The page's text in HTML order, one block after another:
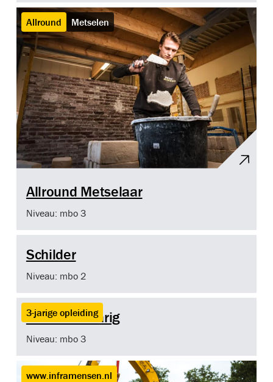
Allround Metselen
Allround Metselaar
Niveau: mbo 3
Schilder
Niveau: mbo 2
3-jarige opleiding
Schilder 3 Jarig
Niveau: mbo 3
www.inframensen.nl